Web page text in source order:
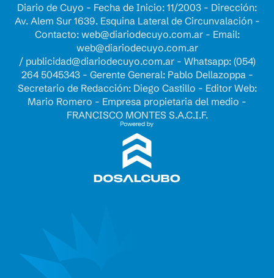
Diario de Cuyo - Fecha de Inicio: 11/2003 - Dirección:
Av. Alem Sur 1639. Esquina Lateral de Circunvalación -
Contacto: web@diariodecuyo.com.ar- Email:
web@diariodecuyo.com.ar
/ publicidad@diariodecuyo.com.ar- Whatsapp: (054)
264 5045343 - Gerente General: Pablo Dellazoppa -
Secretario de Redacción: Diego Castillo - Editor Web:
Mario Romero - Empresa propietaria del medio -
FRANCISCO MONTES S.A.C.I.F.